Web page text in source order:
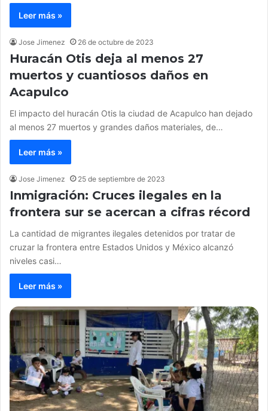
Leer más »
Jose Jimenez 26 de octubre de 2023
Huracán Otis deja al menos 27
muertos y cuantiosos daños en
Acapulco
El impacto del huracán Otis la ciudad de Acapulco han dejado
al menos 27 muertos y grandes daños materiales, de…
Leer más »
Jose Jimenez 25 de septiembre de 2023
Inmigración: Cruces ilegales en la
frontera sur se acercan a cifras récord
La cantidad de migrantes ilegales detenidos por tratar de
cruzar la frontera entre Estados Unidos y México alcanzó
niveles casi…
Leer más »